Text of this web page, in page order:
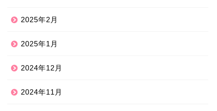
2025年2月
2025年1月
2024年12月
2024年11月